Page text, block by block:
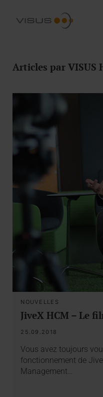
Articles par VISUS
NOUVELLES
JiveX HCM – Le
25.09.2018
Vous avez toujours
fonctionnement de
Management…